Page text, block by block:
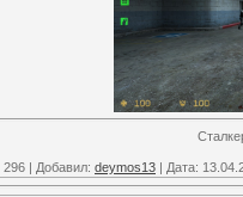
296 | Добавил: deymos13 | Дата: